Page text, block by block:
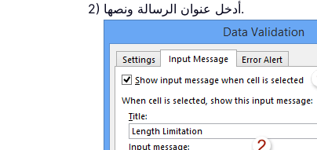
أدخل عنوان الرسالة ونصها.